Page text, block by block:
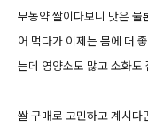
무농약 쌀이다보니 맛은 물
어 먹다가 이제는 몸에 더
는데 영양소도 많고 소화도
쌀 구매로 고민하고 계시다